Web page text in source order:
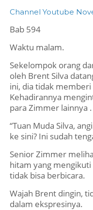
Channel Youtube
Bab 594
Waktu malam.
Sekelompok orang
oleh Brent Silva
ini, dia tidak
Kehadirannya
para Zimmer lainnya .
“Tuan Muda Silva,
ke sini? Ini sudah
Senior Zimmer
hitam yang
tidak bisa berbicara.
Wajah Brent dingin,
dalam ekspresinya.